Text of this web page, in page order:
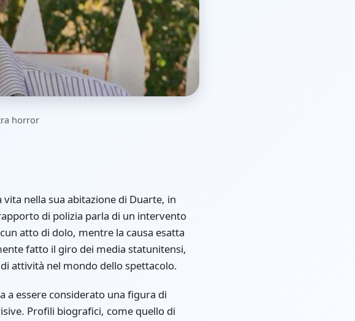
horror
nella sua abitazione di Duarte, in
di polizia parla di un intervento
atto di dolo, mentre la causa esatta
fatto il giro dei media statunitensi,
attività nel mondo dello spettacolo.
a essere considerato una figura di
Profili biografici, come quello di